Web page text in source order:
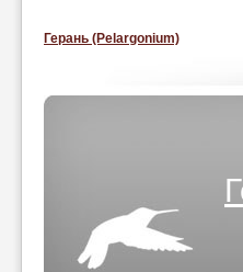
Герань (Pelargonium)